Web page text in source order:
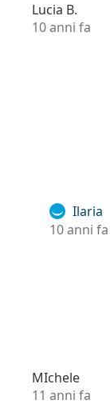
Lucia B.
10 anni fa
Ilaria
10 anni fa
MIchele
11 anni fa